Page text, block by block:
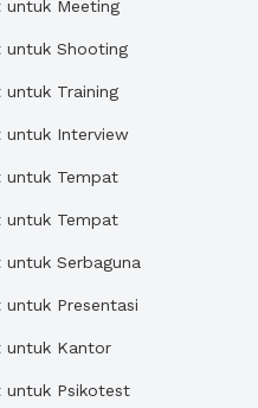
Meeting
Shooting
Training
Interview
Tempat
Tempat
Serbaguna
Presentasi
Kantor
Psikotest